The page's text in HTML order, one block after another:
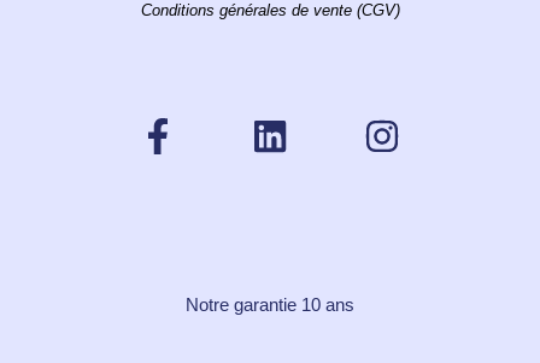
Conditions générales de vente (CGV)
Notre garantie 10 ans